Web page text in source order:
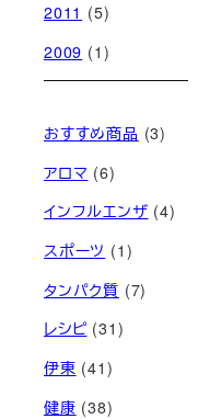
2011 (5)
2009 (1)
おすすめ商品 (3)
アロマ (6)
インフルエンザ (4)
スポーツ (1)
タンパク質 (7)
レシピ(31)
伊東 (41)
健康 (38)